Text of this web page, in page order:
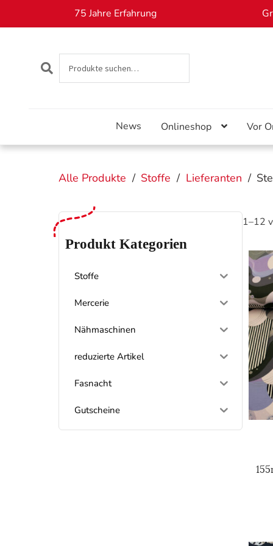
75 Jahre Erfahrung
Skip
Skip
nach:
News Onlineshop Vor
Alle Produkte / Stoffe / Lieferanten /
Produkt Kategorien
Stoffe
Mercerie
Nähmaschinen
reduzierte Artikel
Fasnacht
Gutscheine
1–12